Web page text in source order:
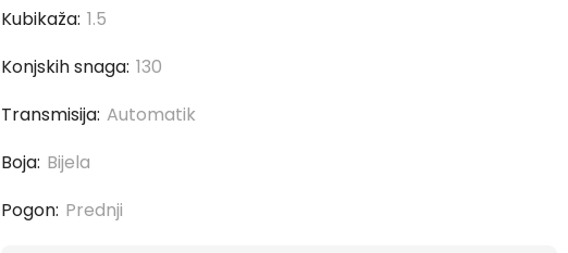
Kubikaža:
1.5
Konjskih snaga: 130
Transmisija:
Automatik
Boja:
Bijela
Pogon:
Prednji